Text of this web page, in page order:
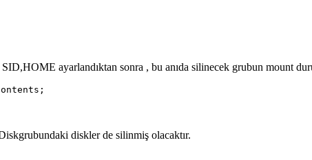
SID,HOME ayarlandıktan sonra , bu anıda silinecek grubun mount
diskler de silinmiş olacaktır.